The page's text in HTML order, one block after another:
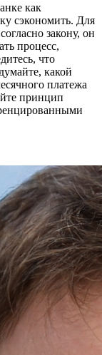
как
сэкономить. Для
закону, он
процесс,
что
какой
платежа
принцип